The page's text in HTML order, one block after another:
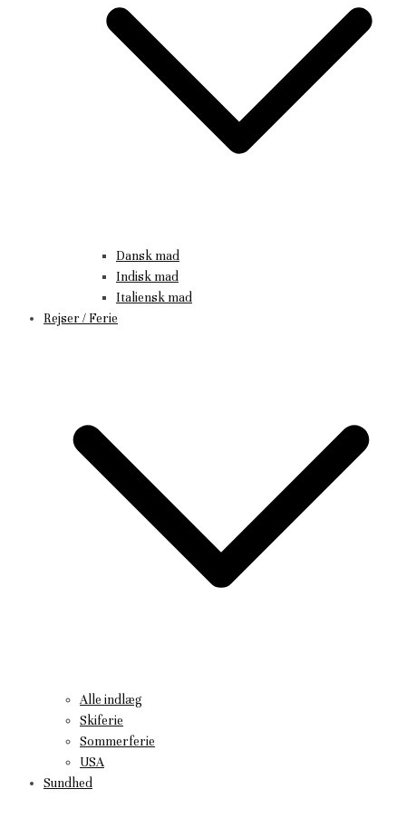
Dansk mad
Indisk mad
Italiensk mad
Rejser / Ferie
Alle indlæg
Skiferie
Sommerferie
USA
Sundhed